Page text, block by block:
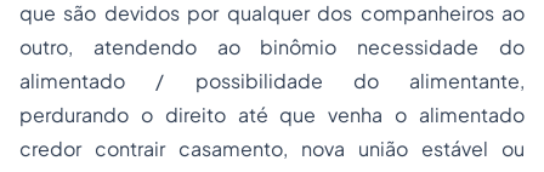
que são devidos por qualquer dos companheiros ao
outro, atendendo ao binômio necessidade do
alimentado / possibilidade do alimentante,
perdurando o direito até que venha o alimentado
credor contrair casamento, nova união estável ou